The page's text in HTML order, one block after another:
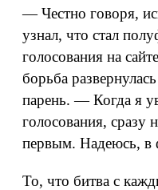
— Честно говоря,
узнал, что стал
голосования на
борьба
парень. — Когда я
голосования, сразу
первым. Надеюсь, в
То, что битва с